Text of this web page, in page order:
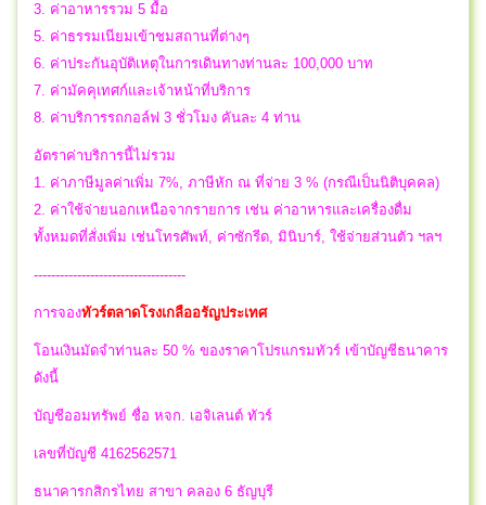
3. ค่าอาหารรวม 5 มื้อ
5. ค่าธรรมเนียมเข้าชมสถานที่ต่างๆ
6. ค่าประกันอุบัติเหตุในการเดินทางท่านละ 100,000 บาท
7. ค่ามัคคุเทศก์และเจ้าหน้าที่บริการ
8. ค่าบริการรถกอล์ฟ 3 ชั่วโมง คันละ 4 ท่าน
อัตราค่าบริการนี้ไม่รวม
1. ค่าภาษีมูลค่าเพิ่ม 7%, ภาษีหัก ณ ที่จ่าย 3 % (กรณีเป็นนิติบุคคล)
2. ค่าใช้จ่ายนอกเหนือจากรายการ เช่น ค่าอาหารและเครื่องดื่ม
ทั้งหมดที่สั่งเพิ่ม เช่นโทรศัพท์, ค่าซักรีด, มินิบาร์, ใช้จ่ายส่วนตัว ฯลฯ
-----------------------------------
การจองทัวร์ตลาดโรงเกลืออรัญประเทศ
โอนเงินมัดจำท่านละ 50 % ของราคาโปรแกรมทัวร์ เข้าบัญชีธนาคาร
ดังนี้
บัญชีออมทรัพย์ ชื่อ หจก. เอจิเลนต์ ทัวร์
เลขที่บัญชี 4162562571
ธนาคารกสิกรไทย สาขา คลอง 6 ธัญบุรี